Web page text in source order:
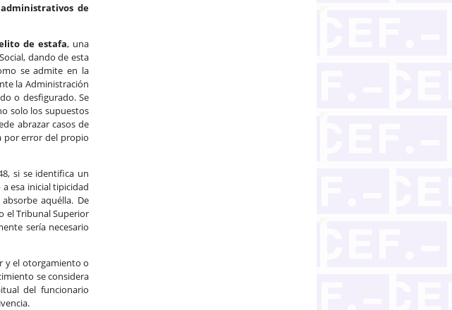
de
de estafa, una
dando de esta
se admite en la
la Administración
o desfigurado. Se
solo los supuestos
abrazar casos de
por error del propio
si se identifica un
esa inicial tipicidad
aquélla. De
el Tribunal Superior
sería necesario
y el otorgamiento o
se considera
del funcionario